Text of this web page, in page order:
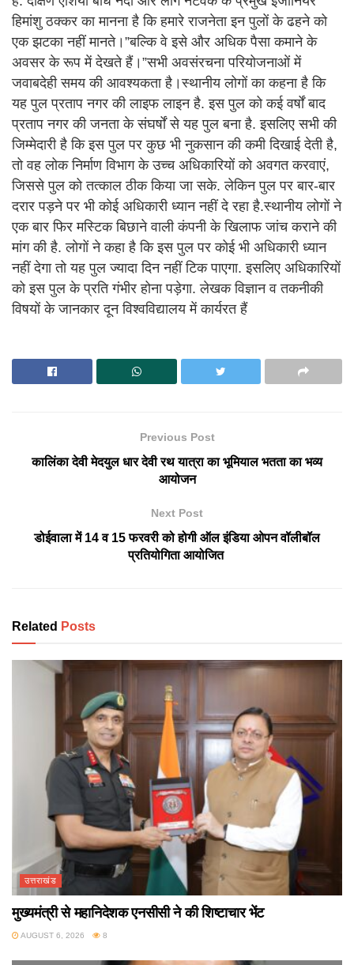
हिमांशु ठक्कर का मानना ​​है कि हमारे राजनेता इन पुलों के ढहने को
एक झटका नहीं मानते।”बल्कि वे इसे और अधिक पैसा कमाने के
अवसर के रूप में देखते हैं।”सभी अवसंरचना परियोजनाओं में
जवाबदेही समय की आवश्यकता है।स्थानीय लोगों का कहना है कि
यह पुल प्रताप नगर की लाइफ लाइन है. इस पुल को कई वर्षों बाद
प्रताप नगर की जनता के संघर्षों से यह पुल बना है. इसलिए सभी की
जिम्मेदारी है कि इस पुल पर कुछ भी नुकसान की कमी दिखाई देती है,
तो वह लोक निर्माण विभाग के उच्च अधिकारियों को अवगत करवाएं,
जिससे पुल को तत्काल ठीक किया जा सके. लेकिन पुल पर बार-बार
दरार पड़ने पर भी कोई अधिकारी ध्यान नहीं दे रहा है.स्थानीय लोगों ने
एक बार फिर मस्टिक बिछाने वाली कंपनी के खिलाफ जांच कराने की
मांग की है. लोगों ने कहा है कि इस पुल पर कोई भी अधिकारी ध्यान
नहीं देगा तो यह पुल ज्यादा दिन नहीं टिक पाएगा. इसलिए अधिकारियों
को इस पुल के प्रति गंभीर होना पड़ेगा. लेखक विज्ञान व तकनीकी
विषयों के जानकार दून विश्वविद्यालय में कार्यरत हैं
Previous Post
कालिंका देवी मेदयुल धार देवी रथ यात्रा का भूमियाल भतता का भव्य
आयोजन
Next Post
डोईवाला में 14 व 15 फरवरी को होगी ऑल इंडिया ओपन वॉलीबॉल
प्रतियोगिता आयोजित
Related Posts
उत्तराखंड
मुख्यमंत्री से महानिदेशक एनसीसी ने की शिष्टाचार भेंट
AUGUST 6, 2026 8